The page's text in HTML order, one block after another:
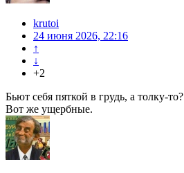
krutoi
24 июня 2026, 22:16
↑
↓
+2
Бьют себя пяткой в грудь, а толку-то?
Вот же ущербные.